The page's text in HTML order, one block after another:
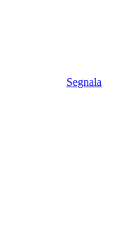
Segnala